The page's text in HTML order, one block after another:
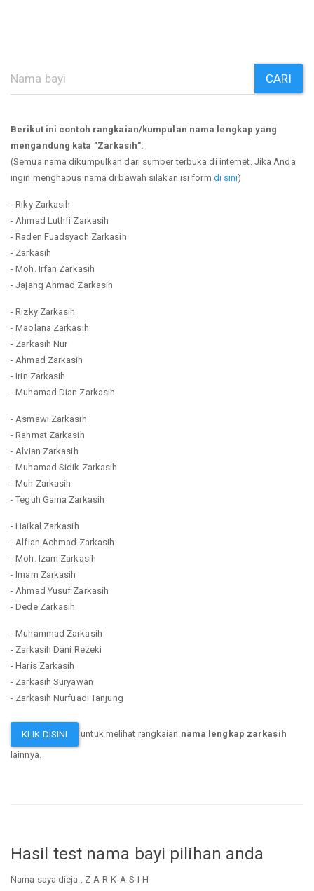
CARI
Berikut ini contoh rangkaian/kumpulan nama lengkap yang
mengandung kata "Zarkasih":
(Semua nama dikumpulkan dari sumber terbuka di internet. Jika Anda
ingin menghapus nama di bawah silakan isi form di sini)
- Riky Zarkasih
- Ahmad Luthfi Zarkasih
- Raden Fuadsyach Zarkasih
- Zarkasih
- Moh. Irfan Zarkasih
- Jajang Ahmad Zarkasih
- Rizky Zarkasih
- Maolana Zarkasih
- Zarkasih Nur
- Ahmad Zarkasih
- Irin Zarkasih
- Muhamad Dian Zarkasih
- Asmawi Zarkasih
- Rahmat Zarkasih
- Alvian Zarkasih
- Muhamad Sidik Zarkasih
- Muh Zarkasih
- Teguh Gama Zarkasih
- Haikal Zarkasih
- Alfian Achmad Zarkasih
- Moh. Izam Zarkasih
- Imam Zarkasih
- Ahmad Yusuf Zarkasih
- Dede Zarkasih
- Muhammad Zarkasih
- Zarkasih Dani Rezeki
- Haris Zarkasih
- Zarkasih Suryawan
- Zarkasih Nurfuadi Tanjung
KLIK DISINI untuk melihat rangkaian nama lengkap zarkasih
lainnya.
Hasil test nama bayi pilihan anda
Nama saya dieja.. Z-A-R-K-A-S-I-H